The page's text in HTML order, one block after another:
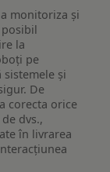
monitoriza și
la
pe
sistemele și
De
corecta orice
dvs.,
în livrarea